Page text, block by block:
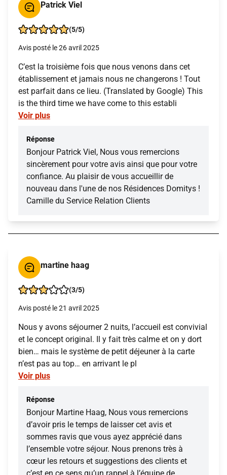
Patrick Viel
(5/5)
Avis posté le 26 avril 2025
C’est la troisième fois que nous venons dans cet
établissement et jamais nous ne changerons ! Tout
est parfait dans ce lieu. (Translated by Google) This
is the third time we have come to this establi
Voir plus
Réponse
Bonjour Patrick Viel, Nous vous remercions
sincèrement pour votre avis ainsi que pour votre
confiance. Au plaisir de vous accueillir de
nouveau dans l'une de nos Résidences Domitys !
Camille du Service Relation Clients
martine haag
(3/5)
Avis posté le 21 avril 2025
Nous y avons séjourner 2 nuits, l’accueil est convivial
et le concept original. Il y fait très calme et on y dort
bien… mais le système de petit déjeuner à la carte
n’est pas au top… en arrivant le pl
Voir plus
Réponse
Bonjour Martine Haag, Nous vous remercions
d’avoir pris le temps de laisser cet avis et
sommes ravis que vous ayez apprécié dans
l’ensemble votre séjour. Nous prenons très à
cœur les retours et suggestions des clients et
c’est en ce sens qu’un rappel à l’équipe de